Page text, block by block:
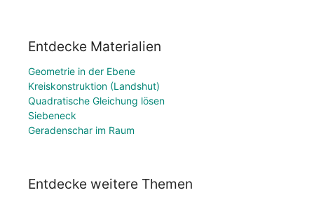
Entdecke Materialien
Geometrie in der Ebene
Kreiskonstruktion (Landshut)
Quadratische Gleichung lösen
Siebeneck
Geradenschar im Raum
Entdecke weitere Themen